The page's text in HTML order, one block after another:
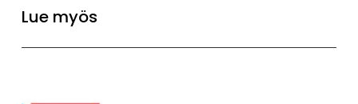
Lue myös